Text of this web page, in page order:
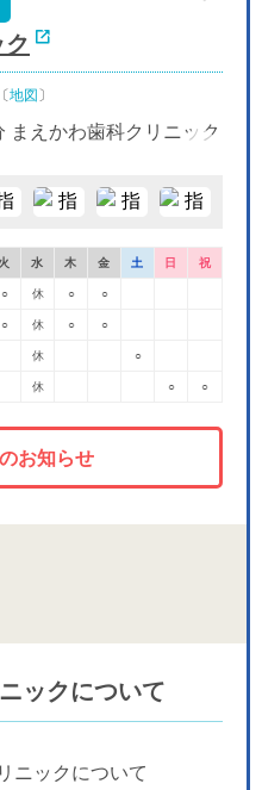
地図〕
火 水 木 金 土 日 祝
○ 休 ○ ○
○ 休 ○ ○
休 ○
休 ○ ○
お知らせ
ックについて